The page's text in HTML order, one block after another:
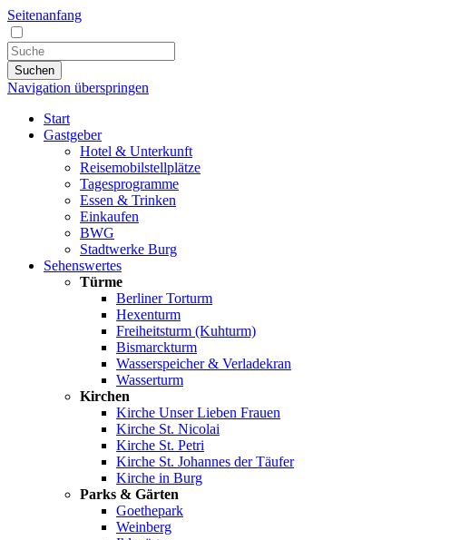
Seitenanfang
Suchen
Navigation überspringen
Start
Gastgeber
Hotel & Unterkunft
Reisemobilstellplätze
Tagesprogramme
Essen & Trinken
Einkaufen
BWG
Stadtwerke Burg
Sehenswertes
Türme
Berliner Torturm
Hexenturm
Freiheitsturm (Kuhturm)
Bismarckturm
Wasserspeicher & Verladekran
Wasserturm
Kirchen
Kirche Unser Lieben Frauen
Kirche St. Nicolai
Kirche St. Petri
Kirche St. Johannes der Täufer
Kirche in Burg
Parks & Gärten
Goethepark
Weinberg